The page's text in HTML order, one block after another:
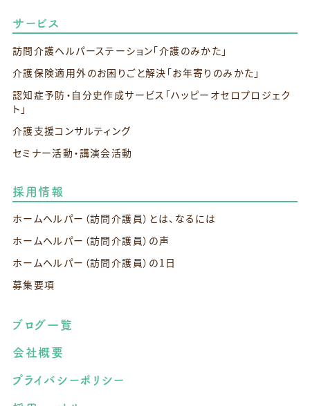
サービス
訪問介護ヘルパーステーション「介護のみかた」
介護保険適用外のお困りごと解決 「お年寄りのみかた」
認知症予防・自分史作成サービス 「ハッピーオセロプロジェク
ト」
介護支援コンサルティング
セミナー活動・講演会活動
採用情報
ホームヘルパー（訪問介護員）とは、なるには
ホームヘルパー（訪問介護員）の声
ホームヘルパー（訪問介護員）の1日
募集要項
ブログ一覧
会社概要
プライバシーポリシー